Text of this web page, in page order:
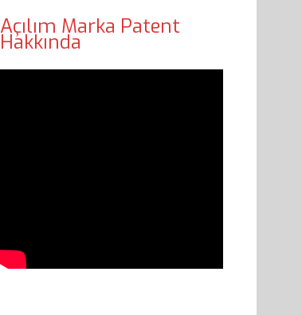
Açılım Marka Patent
Hakkında